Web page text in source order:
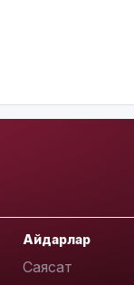
Айдарлар
Саясат